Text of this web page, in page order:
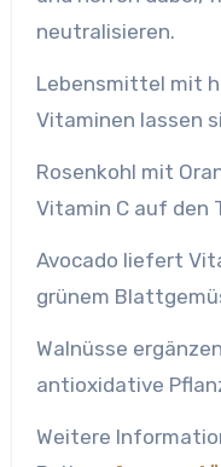
neutralisieren.
Lebensmittel mit
Vitaminen lassen
Rosenkohl mit
Vitamin C auf den
Avocado liefert
grünem
Walnüsse
antioxidative
Weitere